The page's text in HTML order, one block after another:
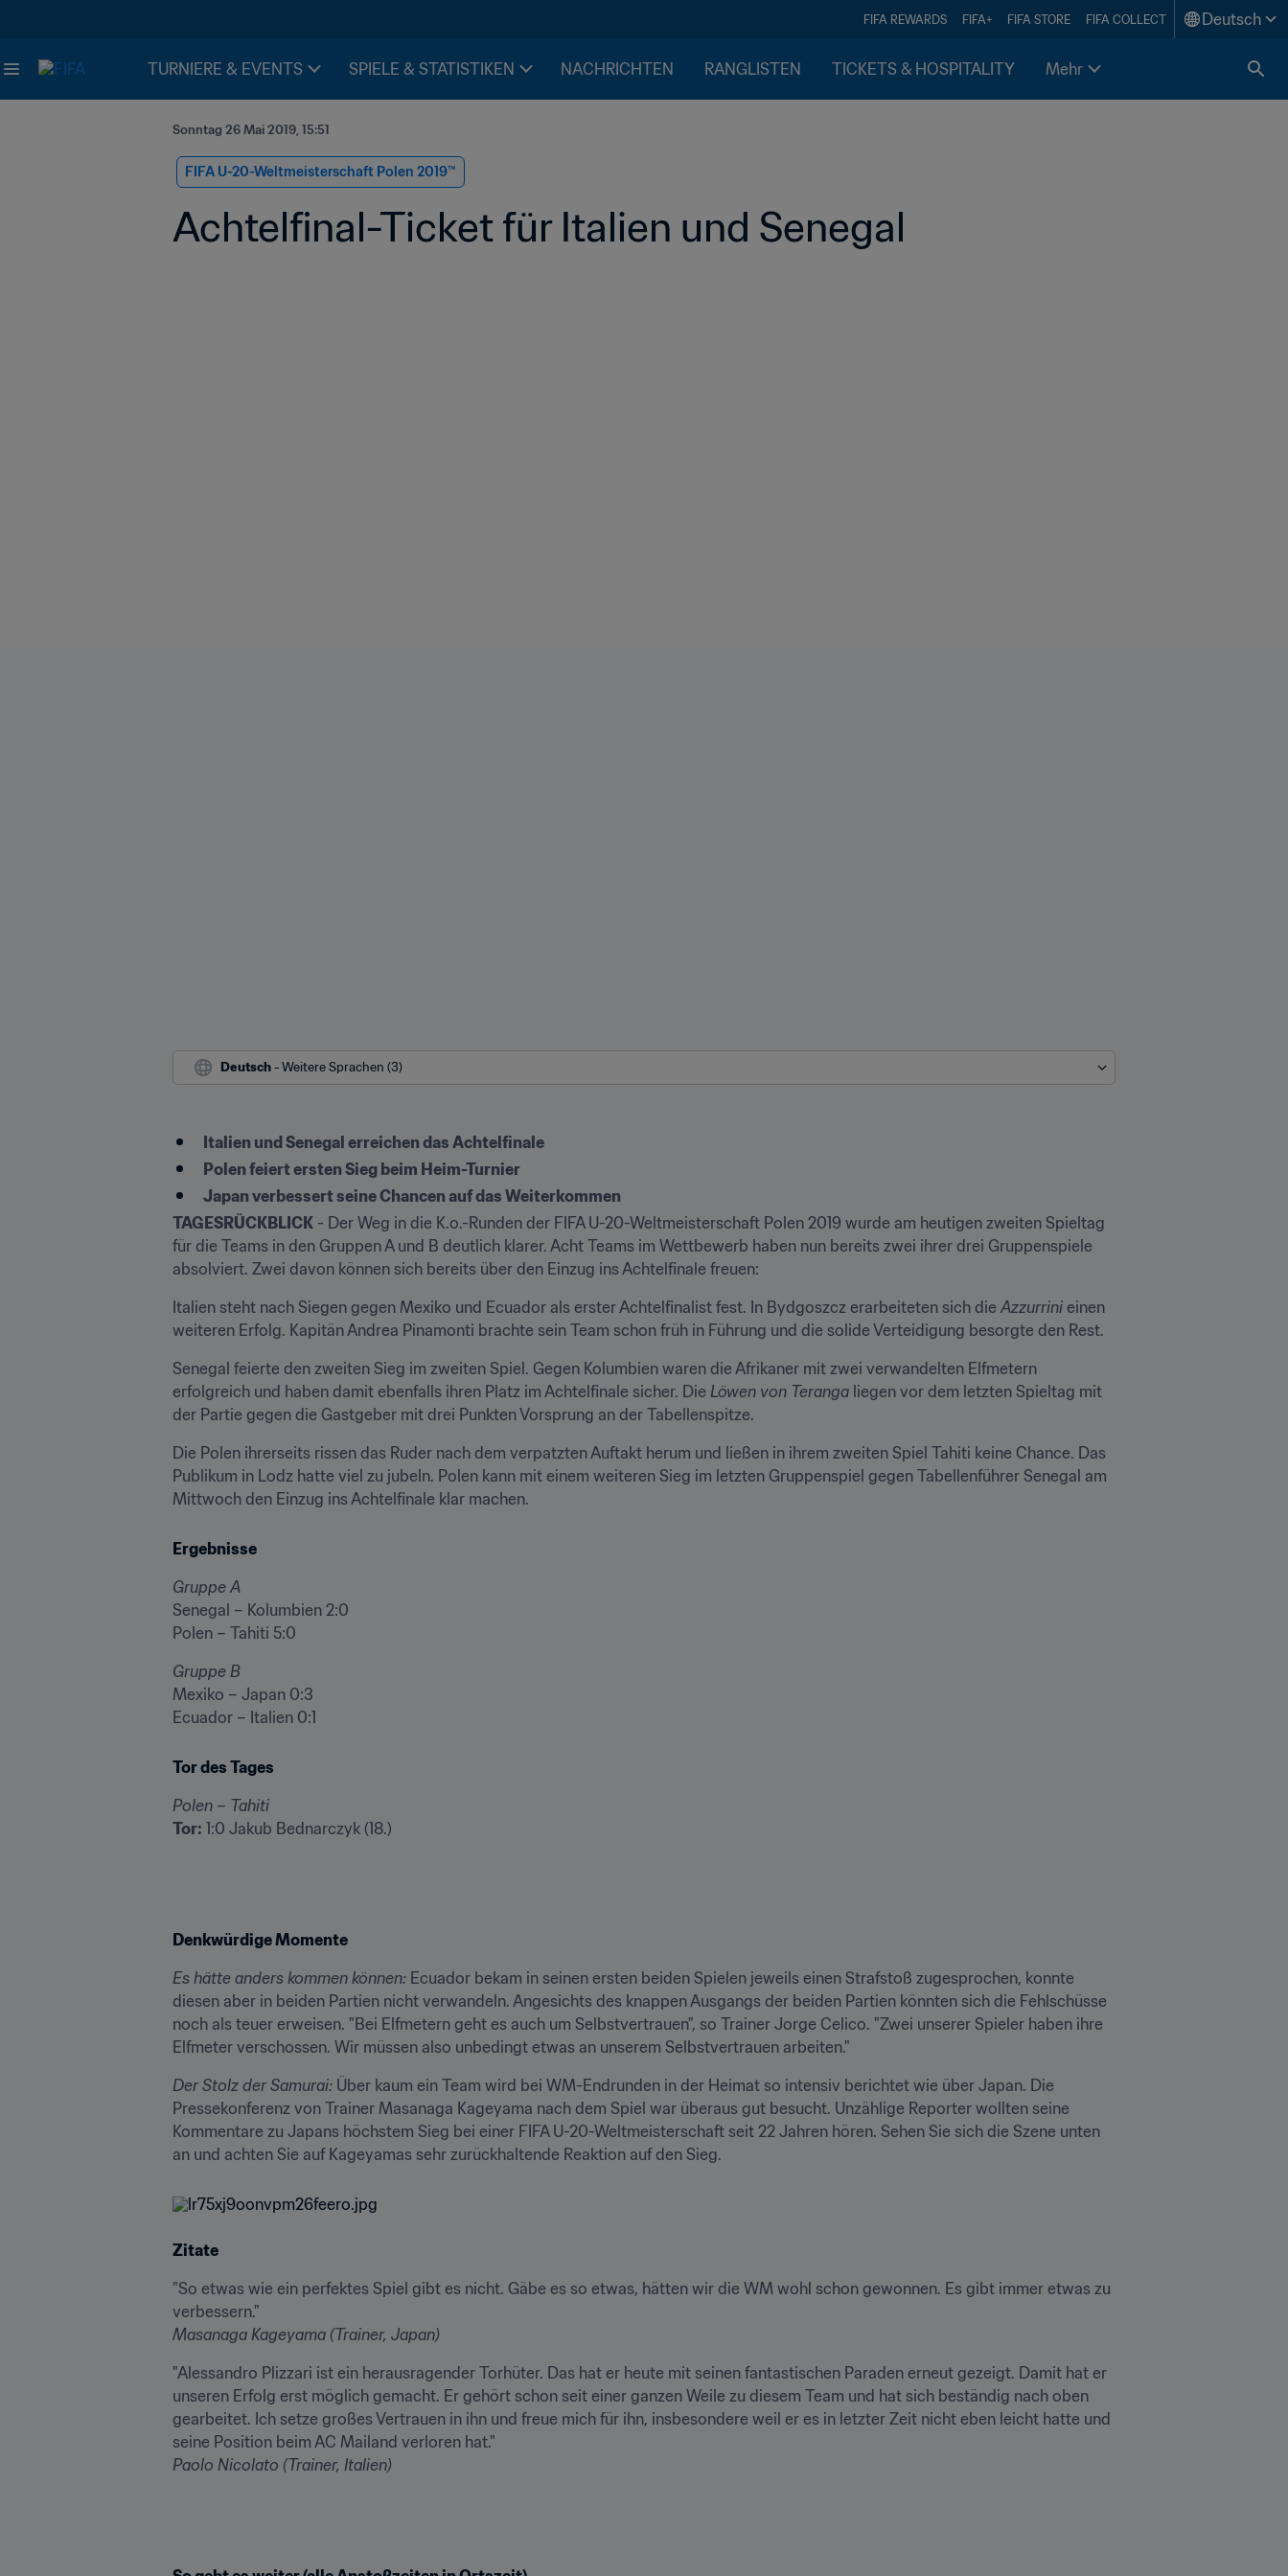
FIFA REWARDS FIFA+ FIFA STORE FIFA COLLECT Deutsch
TURNIERE & EVENTS SPIELE & STATISTIKEN NACHRICHTEN RANGLISTEN TICKETS & HOSPITALITY Mehr
Sonntag 26 Mai 2019, 15:51
FIFA U-20-Weltmeisterschaft Polen 2019™
Achtelfinal-Ticket für Italien und Senegal
Deutsch - Weitere Sprachen (3)
Italien und Senegal erreichen das Achtelfinale
Polen feiert ersten Sieg beim Heim-Turnier
Japan verbessert seine Chancen auf das Weiterkommen
TAGESRÜCKBLICK - Der Weg in die K.o.-Runden der FIFA U-20-Weltmeisterschaft Polen 2019 wurde am heutigen zweiten Spieltag
für die Teams in den Gruppen A und B deutlich klarer. Acht Teams im Wettbewerb haben nun bereits zwei ihrer drei Gruppenspiele
absolviert. Zwei davon können sich bereits über den Einzug ins Achtelfinale freuen:
Italien steht nach Siegen gegen Mexiko und Ecuador als erster Achtelfinalist fest. In Bydgoszcz erarbeiteten sich die Azzurrini einen
weiteren Erfolg. Kapitän Andrea Pinamonti brachte sein Team schon früh in Führung und die solide Verteidigung besorgte den Rest.
Senegal feierte den zweiten Sieg im zweiten Spiel. Gegen Kolumbien waren die Afrikaner mit zwei verwandelten Elfmetern
erfolgreich und haben damit ebenfalls ihren Platz im Achtelfinale sicher. Die Löwen von Teranga liegen vor dem letzten Spieltag mit
der Partie gegen die Gastgeber mit drei Punkten Vorsprung an der Tabellenspitze.
Die Polen ihrerseits rissen das Ruder nach dem verpatzten Auftakt herum und ließen in ihrem zweiten Spiel Tahiti keine Chance. Das
Publikum in Lodz hatte viel zu jubeln. Polen kann mit einem weiteren Sieg im letzten Gruppenspiel gegen Tabellenführer Senegal am
Mittwoch den Einzug ins Achtelfinale klar machen.
Ergebnisse
Gruppe A
Senegal – Kolumbien 2:0
Polen – Tahiti 5:0
Gruppe B
Mexiko – Japan 0:3
Ecuador – Italien 0:1
Tor des Tages
Polen – Tahiti
Tor: 1:0 Jakub Bednarczyk (18.)
Denkwürdige Momente
Es hätte anders kommen können: Ecuador bekam in seinen ersten beiden Spielen jeweils einen Strafstoß zugesprochen, konnte
diesen aber in beiden Partien nicht verwandeln. Angesichts des knappen Ausgangs der beiden Partien könnten sich die Fehlschüsse
noch als teuer erweisen. "Bei Elfmetern geht es auch um Selbstvertrauen", so Trainer Jorge Celico. "Zwei unserer Spieler haben ihre
Elfmeter verschossen. Wir müssen also unbedingt etwas an unserem Selbstvertrauen arbeiten."
Der Stolz der Samurai: Über kaum ein Team wird bei WM-Endrunden in der Heimat so intensiv berichtet wie über Japan. Die
Pressekonferenz von Trainer Masanaga Kageyama nach dem Spiel war überaus gut besucht. Unzählige Reporter wollten seine
Kommentare zu Japans höchstem Sieg bei einer FIFA U-20-Weltmeisterschaft seit 22 Jahren hören. Sehen Sie sich die Szene unten
an und achten Sie auf Kageyamas sehr zurückhaltende Reaktion auf den Sieg.
Zitate
"So etwas wie ein perfektes Spiel gibt es nicht. Gäbe es so etwas, hätten wir die WM wohl schon gewonnen. Es gibt immer etwas zu
Masanaga Kageyama (Trainer, Japan)
"Alessandro Plizzari ist ein herausragender Torhüter. Das hat er heute mit seinen fantastischen Paraden erneut gezeigt. Damit hat er
unseren Erfolg erst möglich gemacht. Er gehört schon seit einer ganzen Weile zu diesem Team und hat sich beständig nach oben
gearbeitet. Ich setze großes Vertrauen in ihn und freue mich für ihn, insbesondere weil er es in letzter Zeit nicht eben leicht hatte und
Paolo Nicolato (Trainer, Italien)